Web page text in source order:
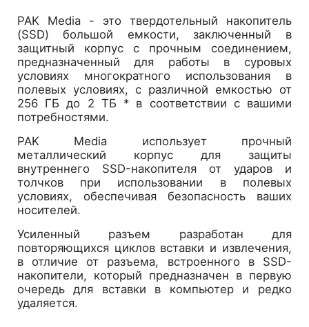
PAK Media - это твердотельный накопитель
(SSD) большой емкости, заключенный в
защитный корпус с прочным соединением,
предназначенный для работы в суровых
условиях многократного использования в
полевых условиях, с различной емкостью от
256 ГБ до 2 ТБ * в соответствии с вашими
потребностями.
PAK Media использует прочный
металлический корпус для защиты
внутреннего SSD-накопителя от ударов и
толчков при использовании в полевых
условиях, обеспечивая безопасность ваших
носителей.
Усиленный разъем разработан для
повторяющихся циклов вставки и извлечения,
в отличие от разъема, встроенного в SSD-
накопители, который предназначен в первую
очередь для вставки в компьютер и редко
удаляется.